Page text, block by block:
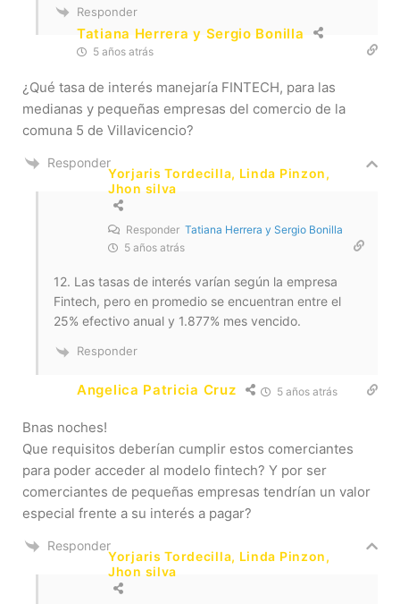
Responder
Tatiana Herrera y Sergio Bonilla
5 años atrás
¿Qué tasa de interés manejaría FINTECH, para las
medianas y pequeñas empresas del comercio de la
comuna 5 de Villavicencio?
Responder
Yorjaris Tordecilla, Linda Pinzon,
Jhon silva
Responder Tatiana Herrera y Sergio Bonilla
5 años atrás
12. Las tasas de interés varían según la empresa
Fintech, pero en promedio se encuentran entre el
25% efectivo anual y 1.877% mes vencido.
Responder
Angelica Patricia Cruz 5 años atrás
Bnas noches!
Que requisitos deberían cumplir estos comerciantes
para poder acceder al modelo fintech? Y por ser
comerciantes de pequeñas empresas tendrían un valor
especial frente a su interés a pagar?
Responder
Yorjaris Tordecilla, Linda Pinzon,
Jhon silva